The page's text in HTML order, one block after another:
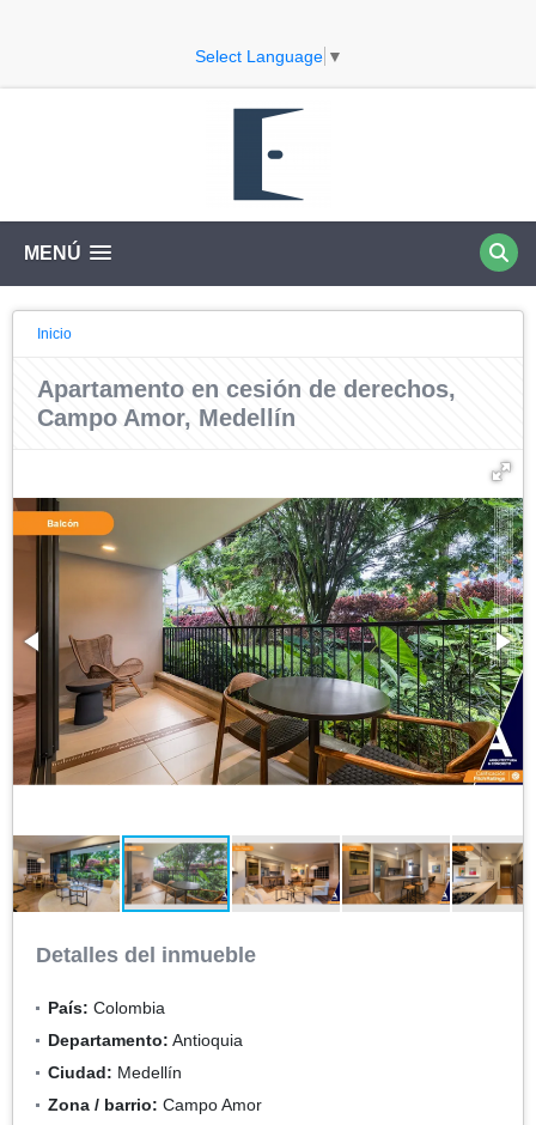
Select Language ▼
MENÚ
Inicio
Apartamento en cesión de derechos,
Campo Amor, Medellín
Detalles del inmueble
País: Colombia
Departamento: Antioquia
Ciudad: Medellín
Zona / barrio: Campo Amor